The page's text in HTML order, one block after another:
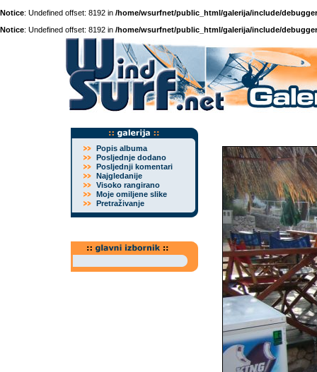
Notice: Undefined offset: 8192 in /home/wsurfnet/public_html/galerija/include/
Notice: Undefined offset: 8192 in /home/wsurfnet/public_html/galerija/include/
Popis albuma
Posljednje dodano
Posljednji komentari
Najgledanije
Visoko rangirano
Moje omiljene slike
Pretraživanje